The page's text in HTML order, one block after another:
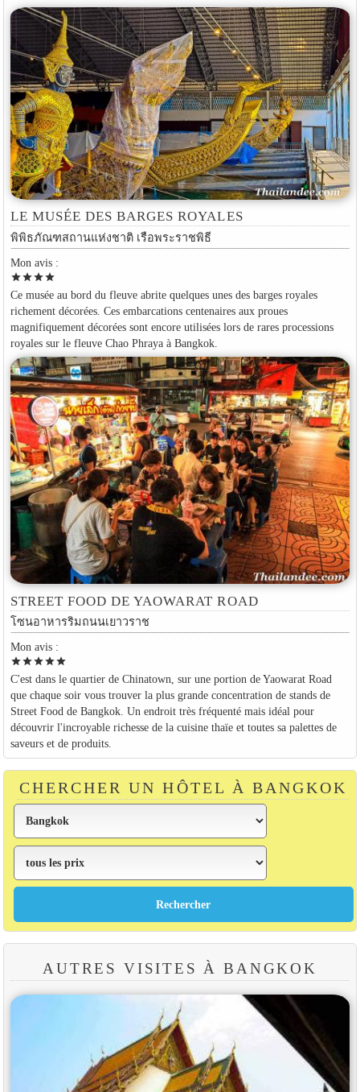
LE MUSÉE DES BARGES ROYALES
พิพิธภัณฑสถานแห่งชาติ เรือพระราชพิธี
Mon avis :
starstarstarstar
Ce musée au bord du fleuve abrite quelques unes des barges royales
richement décorées. Ces embarcations centenaires aux proues
magnifiquement décorées sont encore utilisées lors de rares processions
royales sur le fleuve Chao Phraya à Bangkok.
STREET FOOD DE YAOWARAT ROAD
โซนอาหารริมถนนเยาวราช
Mon avis :
starstarstarstarstar
C'est dans le quartier de Chinatown, sur une portion de Yaowarat Road
que chaque soir vous trouver la plus grande concentration de stands de
Street Food de Bangkok. Un endroit très fréquenté mais idéal pour
découvrir l'incroyable richesse de la cuisine thaïe et toutes sa palettes de
saveurs et de produits.
CHERCHER UN HÔTEL À BANGKOK
AUTRES VISITES À BANGKOK